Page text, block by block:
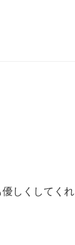
しくしてくれ